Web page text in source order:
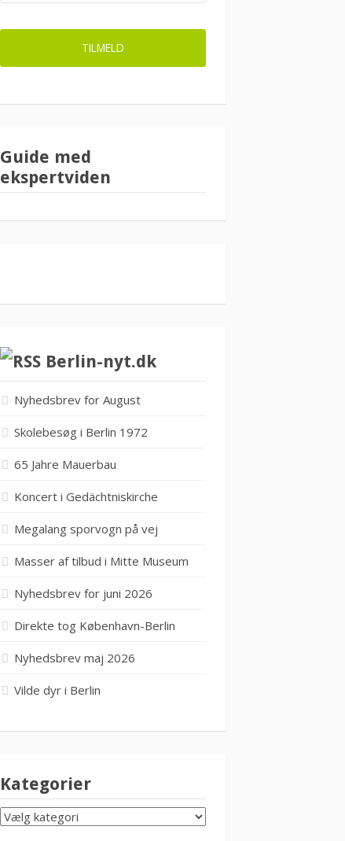
Guide med
ekspertviden
Berlin-nyt.dk
Nyhedsbrev for August
Skolebesøg i Berlin 1972
65 Jahre Mauerbau
Koncert i Gedächtniskirche
Megalang sporvogn på vej
Masser af tilbud i Mitte Museum
Nyhedsbrev for juni 2026
Direkte tog København-Berlin
Nyhedsbrev maj 2026
Vilde dyr i Berlin
Kategorier
KATEGORIER